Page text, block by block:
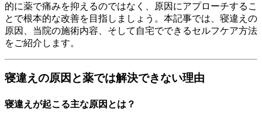
的に薬で痛みを抑えるのではなく、原因にアプローチするこ
とで根本的な改善を目指しましょう。本記事では、寝違えの
原因、当院の施術内容、そして自宅でできるセルフケア方法
をご紹介します。
寝違えの原因と薬では解決できない理由
寝違えが起こる主な原因とは？